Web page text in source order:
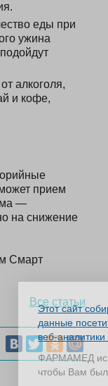
еды при
ужина
алкоголя,
и кофе,
прием
—
на снижение
Смарт
Все статьи
Этот сайт
данные
веб-
ФАРМАМЕД
чтобы Вам